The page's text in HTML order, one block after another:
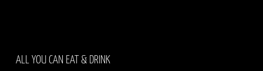
ALL YOU CAN EAT & DRINK